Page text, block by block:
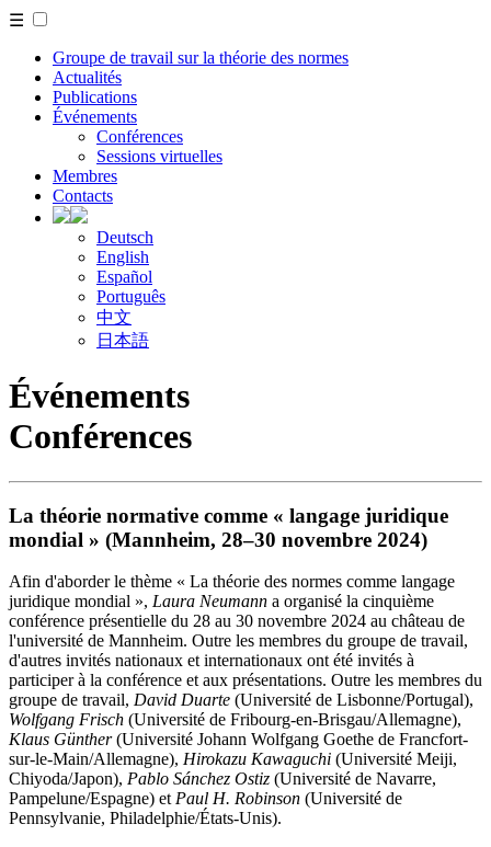
☰
Groupe de travail sur la théorie des normes
Actualités
Publications
Événements
Conférences
Sessions virtuelles
Membres
Contacts
Deutsch
English
Español
Português
中文
日本語
Événements
Conférences
La théorie normative comme « langage juridique
mondial » (Mannheim, 28–30 novembre 2024)
Afin d'aborder le thème « La théorie des normes comme langage
juridique mondial », Laura Neumann a organisé la cinquième
conférence présentielle du 28 au 30 novembre 2024 au château de
l'université de Mannheim. Outre les membres du groupe de travail,
d'autres invités nationaux et internationaux ont été invités à
participer à la conférence et aux présentations. Outre les membres du
groupe de travail, David Duarte (Université de Lisbonne/Portugal),
Wolfgang Frisch (Université de Fribourg-en-Brisgau/Allemagne),
Klaus Günther(Université Johann Wolfgang Goethe de Francfort-
sur-le-Main/Allemagne), Hirokazu Kawaguchi (Université Meiji,
Chiyoda/Japon), Pablo Sánchez Ostiz (Université de Navarre,
Pampelune/Espagne) et Paul H. Robinson (Université de
Pennsylvanie, Philadelphie/États-Unis).